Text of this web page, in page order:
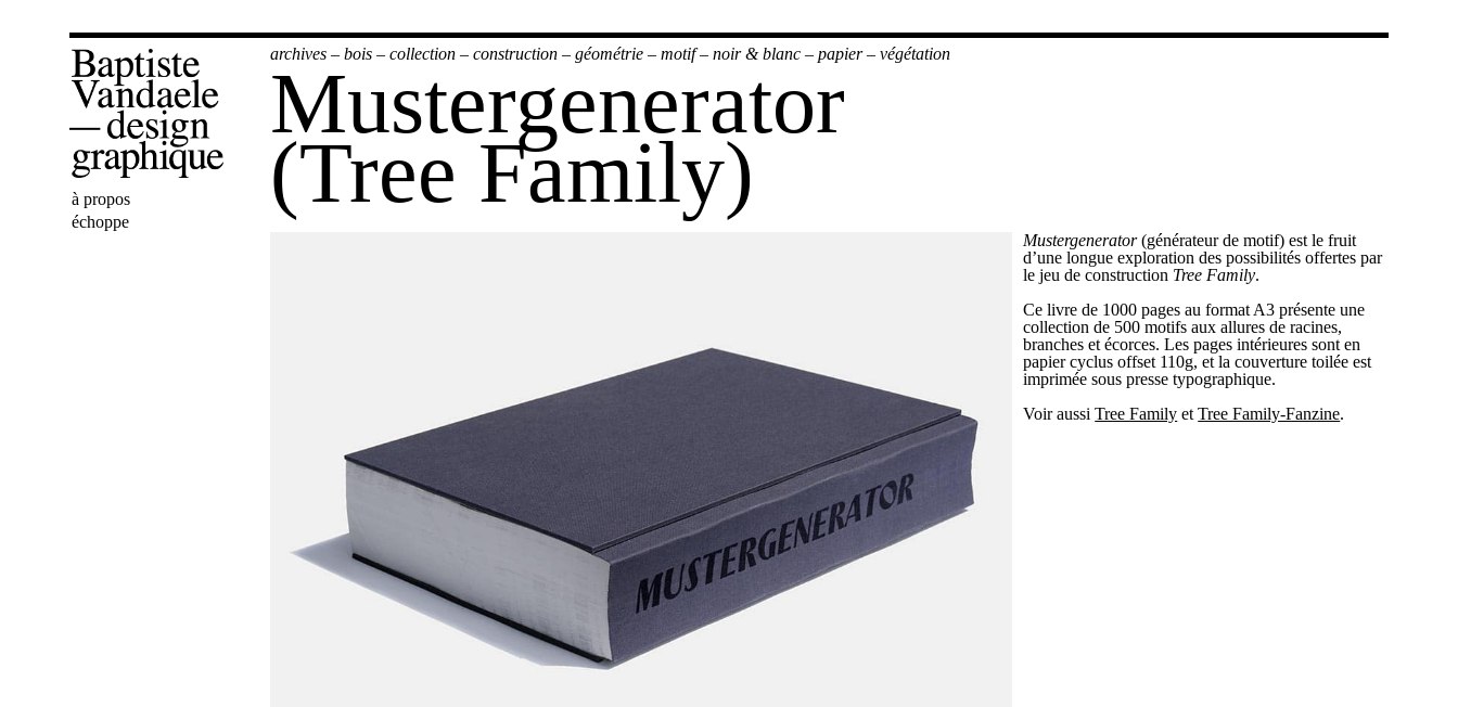
Baptiste
Bienvenue
à propos
échoppe
archives – bois – collection – construction – géométrie – motif– noir & blanc – papier– végétation
Mustergenerator
(Tree Family)
Mustergenerator(générateur de motif) est le fruit
d’une longue exploration des possibilités offertes par
le jeu de construction Tree Family.
Ce livre de 1000 pages au format A3 présente une
collection de 500 motifs aux allures de racines,
branches et écorces. Les pages intérieures sont en
papier cyclus offset 110g, et la couverture toilée est
imprimée sous presse typographique.
Voir aussiTree Family etTree Family-Fanzine.